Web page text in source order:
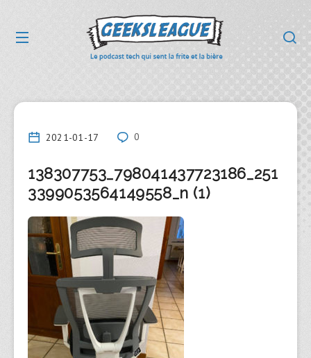
2021-01-17 0
138307753_798041437723186_251
3399053564149558_n (1)